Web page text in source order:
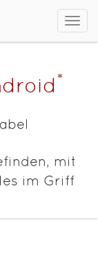
*
mit
im Griff